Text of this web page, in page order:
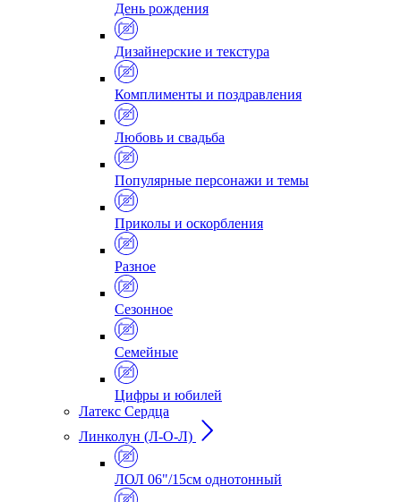
День рождения
Дизайнерские и текстура
Комплименты и поздравления
Любовь и свадьба
Популярные персонажи и темы
Приколы и оскорбления
Разное
Сезонное
Семейные
Цифры и юбилей
Латекс Сердца
Линколун (Л-О-Л)
ЛОЛ 06"/15см однотонный